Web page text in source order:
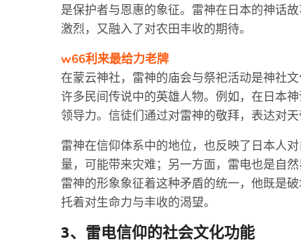
是保护者与恩惠的象征。雷神在日本的神话
激烈，又融入了对农田丰收的期待。
w66利来最给力老牌
在蒙云神社，雷神的庙会与祭祀活动是神社
许多民间传说中的英雄人物。例如，在日本
领导力。信徒们通过对雷神的敬拜，表达对
雷神在信仰体系中的地位，也反映了日本人
量，可能带来灾难；另一方面，雷电也是自
雷神的形象象征着这种矛盾的统一，他既是
托着对生命力与丰收的渴望。
3、雷电信仰的社会文化功能